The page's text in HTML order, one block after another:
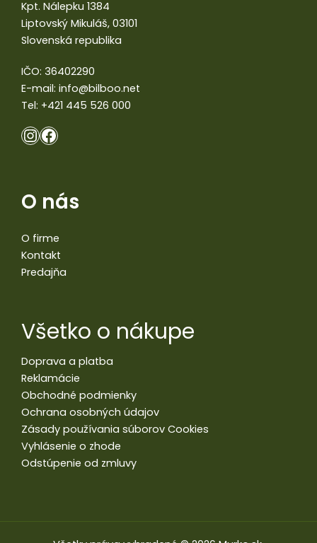
Kpt. Nálepku 1384
Liptovský Mikuláš, 03101
Slovenská republika
IČO: 36402290
E-mail: info@bilboo.net
Tel: +421 445 526 000
O nás
O firme
Kontakt
Predajňa
Všetko o nákupe
Doprava a platba
Reklamácie
Obchodné podmienky
Ochrana osobných údajov
Zásady používania súborov Cookies
Vyhlásenie o zhode
Odstúpenie od zmluvy